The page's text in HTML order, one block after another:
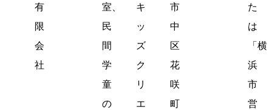
有
限
会
社
室、
民
間
学
童
の
キ
ッ
ズ
ク
リ
エ
市
中
区
花
咲
町
た
は
「横
浜
市
営